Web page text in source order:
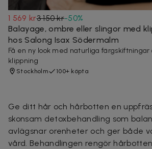
1 569 kr3 150 kr-50%
Balayage, ombre eller slingor med
hos Salong Isax Södermalm
Få en ny look med naturliga färgskiftningar
klippning
Stockholm 100+ köpta
Ge ditt hår och hårbotten en
skonsam detoxbehandling som
avlägsnar orenheter och ger både
vård. Behandlingen rengör